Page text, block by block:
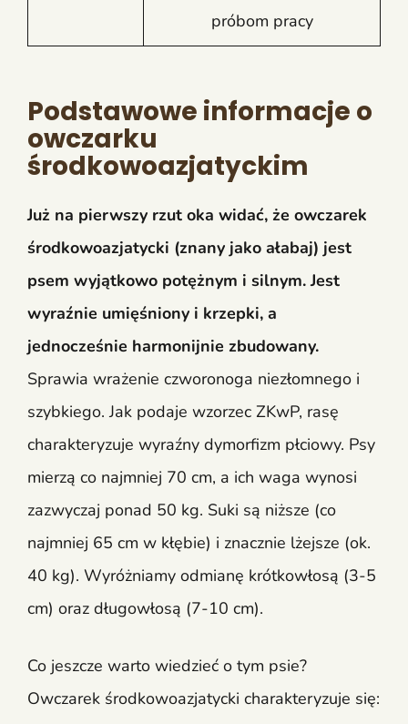
próbom pracy
Podstawowe informacje o
owczarku
środkowoazjatyckim
Już na pierwszy rzut oka widać, że owczarek
środkowoazjatycki (znany jako ałabaj) jest
psem wyjątkowo potężnym i silnym. Jest
wyraźnie umięśniony i krzepki, a
jednocześnie harmonijnie zbudowany.
Sprawia wrażenie czworonoga niezłomnego i
szybkiego. Jak podaje wzorzec ZKwP, rasę
charakteryzuje wyraźny dymorfizm płciowy. Psy
mierzą co najmniej 70 cm, a ich waga wynosi
zazwyczaj ponad 50 kg. Suki są niższe (co
najmniej 65 cm w kłębie) i znacznie lżejsze (ok.
40 kg). Wyróżniamy odmianę krótkowłosą (3-5
cm) oraz długowłosą (7-10 cm).
Co jeszcze warto wiedzieć o tym psie?
Owczarek środkowoazjatycki charakteryzuje się: